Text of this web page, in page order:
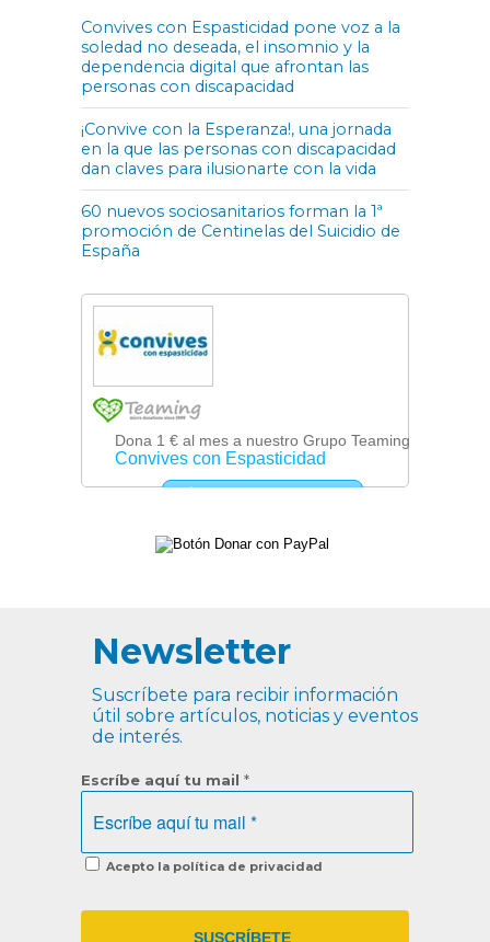
Convives con Espasticidad pone voz a la
soledad no deseada, el insomnio y la
dependencia digital que afrontan las
personas con discapacidad
¡Convive con la Esperanza!, una jornada
en la que las personas con discapacidad
dan claves para ilusionarte con la vida
60 nuevos sociosanitarios forman la 1ª
promoción de Centinelas del Suicidio de
España
Newsletter
Suscríbete para recibir información
útil sobre artículos, noticias y eventos
de interés.
Escríbe aquí tu mail *
Acepto la política de privacidad